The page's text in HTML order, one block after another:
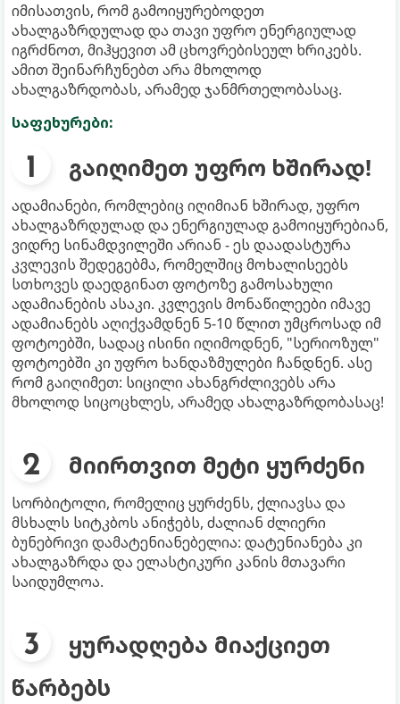
იმისათვის, რომ გამოიყურებოდეთ
ახალგაზრდულად და თავი უფრო ენერგიულად
იგრძნოთ, მიჰყევით ამ ცხოვრებისეულ ხრიკებს.
ამით შეინარჩუნებთ არა მხოლოდ
ახალგაზრდობას, არამედ ჯანმრთელობასაც.
საფეხურები:
გაიღიმეთ უფრო ხშირად!
ადამიანები, რომლებიც იღიმიან ხშირად, უფრო
ახალგაზრდულად და ენერგიულად გამოიყურებიან,
ვიდრე სინამდვილეში არიან - ეს დაადასტურა
კვლევის შედეგებმა, რომელშიც მოხალისეებს
სთხოვეს დაედგინათ ფოტოზე გამოსახული
ადამიანების ასაკი. კვლევის მონაწილეები იმავე
ადამიანებს აღიქვამდნენ 5-10 წლით უმცროსად იმ
ფოტოებში, სადაც ისინი იღიმოდნენ, "სერიოზულ"
ფოტოებში კი უფრო ხანდაზმულები ჩანდნენ. ასე
რომ გაიღიმეთ: სიცილი ახანგრძლივებს არა
მხოლოდ სიცოცხლეს, არამედ ახალგაზრდობასაც!
მიირთვით მეტი ყურძენი
სორბიტოლი, რომელიც ყურძენს, ქლიავსა და
მსხალს სიტკბოს ანიჭებს, ძალიან ძლიერი
ბუნებრივი დამატენიანებელია: დატენიანება კი
ახალგაზრდა და ელასტიკური კანის მთავარი
საიდუმლოა.
ყურადღება მიაქციეთ
წარბებს